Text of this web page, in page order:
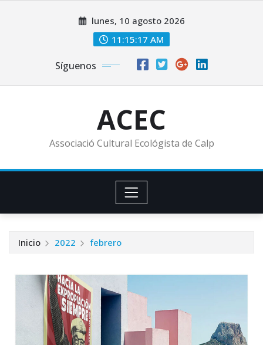
lunes, 10 agosto 2026
11:15:17 AM
Síguenos
ACEC
Associació Cultural Ecológista de Calp
Inicio 2022 febrero